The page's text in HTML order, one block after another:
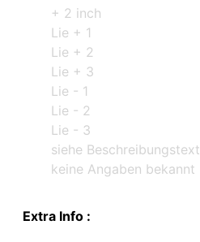
+ 2 inch
Lie + 1
Lie + 2
Lie + 3
Lie - 1
Lie - 2
Lie - 3
siehe Beschreibungstext
keine Angaben bekannt
Extra Info :